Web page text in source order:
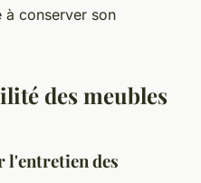
à conserver son
des meubles
l'entretien des